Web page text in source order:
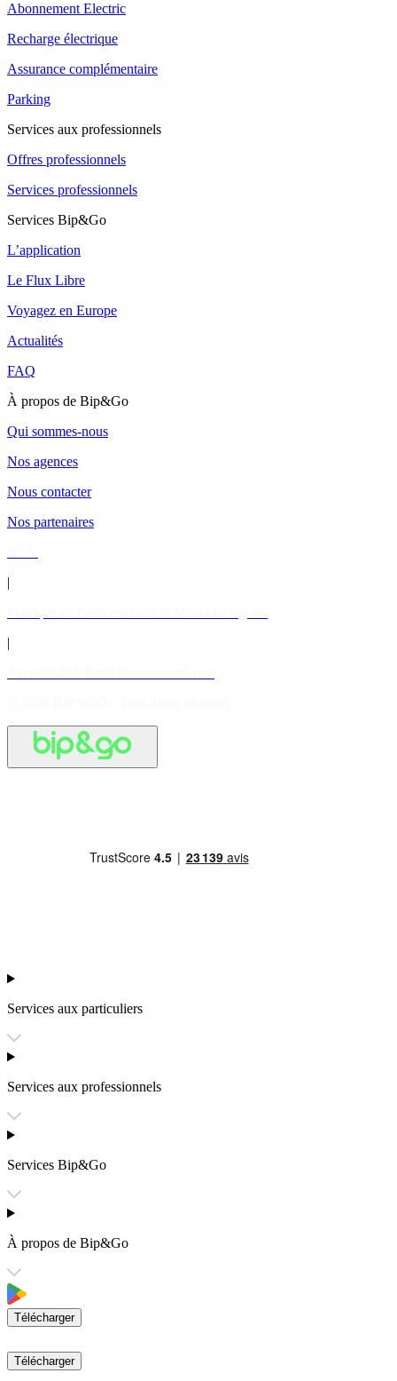
Abonnement Electric
Recharge électrique
Assurance complémentaire
Parking
Services aux professionnels
Offres professionnels
Services professionnels
Services Bip&Go
L’application
Le Flux Libre
Voyagez en Europe
Actualités
FAQ
À propos de Bip&Go
Qui sommes-nous
Nos agences
Nous contacter
Nos partenaires
|
|
Services aux particuliers
Services aux professionnels
Services Bip&Go
À propos de Bip&Go
Télécharger
Télécharger